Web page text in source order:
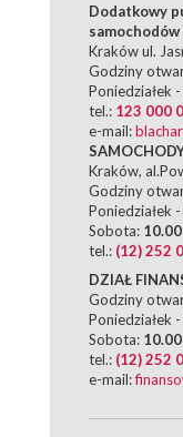
Dodatkowy
Kraków ul.
Godziny
Poniedziałek
tel.: 123 000
e-mail:
Kraków,
Godziny
Poniedziałek
Sobota:
tel.: (12) 252
DZIAŁ
Godziny
Poniedziałek
Sobota:
tel.: (12) 252
e-mail: